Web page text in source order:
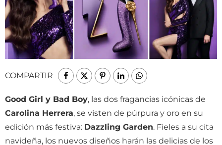
COMPARTIR
Good Girl y Bad Boy, las dos fragancias icónicas de
Carolina Herrera, se visten de púrpura y oro en su
edición más festiva: Dazzling Garden. Fieles a su cita
navideña, los nuevos diseños harán las delicias de los